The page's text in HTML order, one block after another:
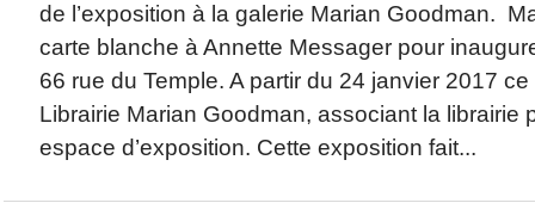
de l’exposition à la galerie Marian Goodman.
carte blanche à Annette Messager pour
66 rue du Temple. A partir du 24 janvier 2017
Librairie Marian Goodman, associant la librairie
espace d’exposition. Cette exposition fait...